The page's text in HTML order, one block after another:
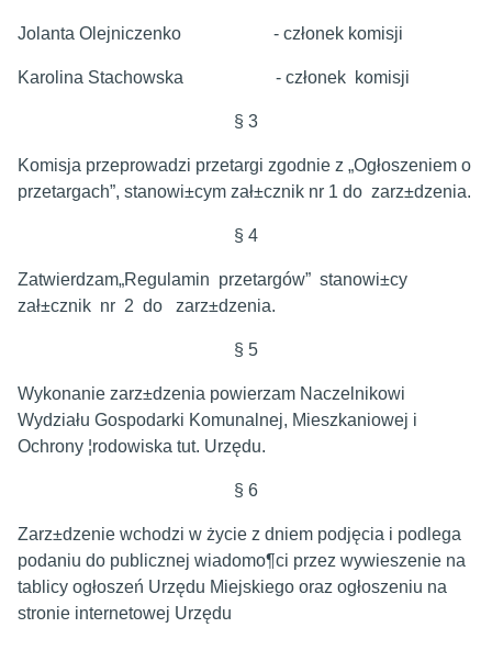
Jolanta Olejniczenko - członek komisji
Karolina Stachowska - członek komisji
§ 3
Komisja przeprowadzi przetargi zgodnie z „Ogłoszeniem o
przetargach”, stanowi±cym zał±cznik nr 1 do zarz±dzenia.
§ 4
Zatwierdzam„Regulamin przetargów” stanowi±cy
zał±cznik nr 2 do zarz±dzenia.
§ 5
Wykonanie zarz±dzenia powierzam Naczelnikowi
Wydziału Gospodarki Komunalnej, Mieszkaniowej i
Ochrony ¦rodowiska tut. Urzędu.
§ 6
Zarz±dzenie wchodzi w życie z dniem podjęcia i podlega
podaniu do publicznej wiadomo¶ci przez wywieszenie na
tablicy ogłoszeń Urzędu Miejskiego oraz ogłoszeniu na
stronie internetowej Urzędu